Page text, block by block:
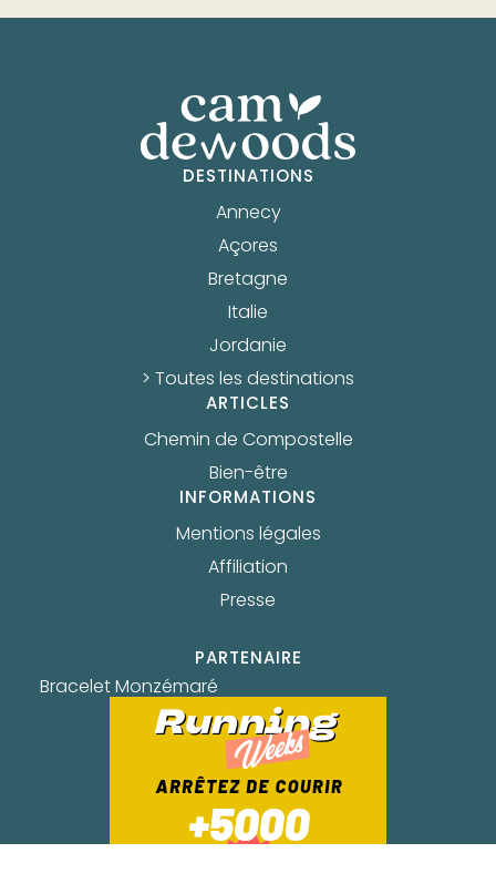
DESTINATIONS
Annecy
Açores
Bretagne
Italie
Jordanie
> Toutes les destinations
ARTICLES
Chemin de Compostelle
Bien-être
INFORMATIONS
Mentions légales
Affiliation
Presse
PARTENAIRE
Bracelet Monzémaré